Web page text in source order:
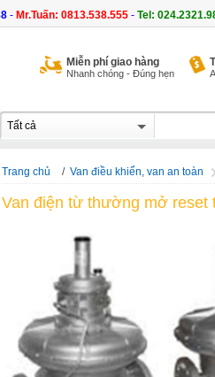
- Mr.Tuấn: 0813.538.555 - Tel:
Miễn phí giao hàng
Nhanh chóng - Đúng hẹn
Trang chủ / Van điều khiển, van an toàn
Van điện từ thường mở reset